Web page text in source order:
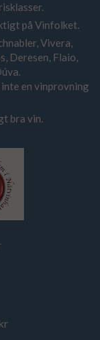
på Vinfolket.
Vivera,
Deresen, Flaio,
en vinprovning
bra vin.